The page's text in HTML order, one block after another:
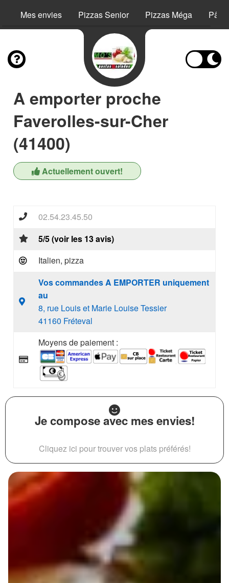
Mes envies Pizzas Senior Pizzas Méga Pâtes
A emporter proche
Faverolles-sur-Cher
(41400)
Actuellement ouvert!
02.54.23.45.50
5/5 (voir les 13 avis)
Italien, pizza
Vos commandes A EMPORTER uniquement
au
8, rue Louis et Marie Louise Tessier
41160 Fréteval
Moyens de paiement :
Je compose avec mes envies!
Cliquez ici pour trouver vos plats préférés!